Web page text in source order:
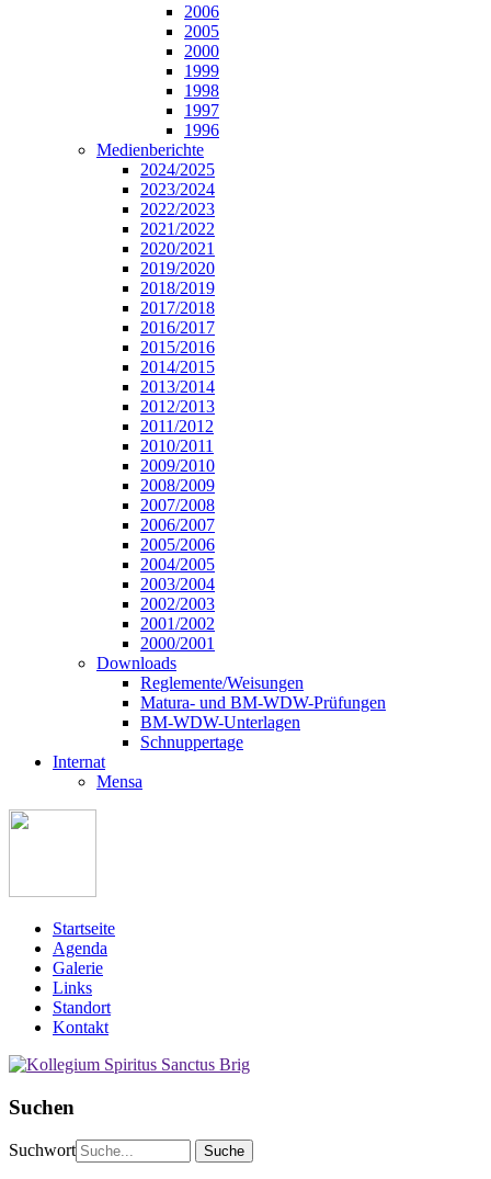
2006
2005
2000
1999
1998
1997
1996
Medienberichte
2024/2025
2023/2024
2022/2023
2021/2022
2020/2021
2019/2020
2018/2019
2017/2018
2016/2017
2015/2016
2014/2015
2013/2014
2012/2013
2011/2012
2010/2011
2009/2010
2008/2009
2007/2008
2006/2007
2005/2006
2004/2005
2003/2004
2002/2003
2001/2002
2000/2001
Downloads
Reglemente/Weisungen
Matura- und BM-WDW-Prüfungen
BM-WDW-Unterlagen
Schnuppertage
Internat
Mensa
Startseite
Agenda
Galerie
Links
Standort
Kontakt
Suchen
Suchwort